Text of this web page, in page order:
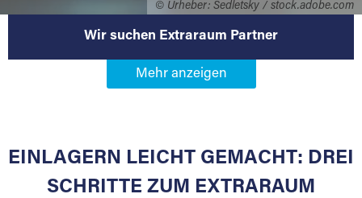
© Urheber: Sedletsky / stock.adobe.com
Wir suchen Extraraum Partner
Werden Sie Extraraum Partner in
Sie bieten Kunden Lagerraum zur Miete, der
für die Einlagerung von Umzugsgut gebaut
EINLAGERN LEICHT GEMACHT: DREI
SCHRITTE ZUM EXTRARAUM